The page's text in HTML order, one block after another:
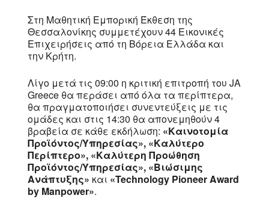
Στη Μαθητική Εμπορική Έκθεση της
Θεσσαλονίκης συμμετέχουν 44 Εικονικές
Επιχειρήσεις από τη Βόρεια Ελλάδα και
την Κρήτη.
Λίγο μετά τις 09:00 η κριτική επιτροπή του JA
Greece θα περάσει από όλα τα περίπτερα,
θα πραγματοποιήσει συνεντεύξεις με τις
ομάδες και στις 14:30 θα απονεμηθούν 4
βραβεία σε κάθε εκδήλωση: «Καινοτομία
Προϊόντος/Υπηρεσίας», «Καλύτερο
Περίπτερο», «Kαλύτερη Προώθηση
Προϊόντος/Υπηρεσίας», «Βιώσιμης
Ανάπτυξης» και «Technology Pioneer Award
by Manpower».